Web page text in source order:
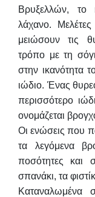
Βρυξελλών, το
λάχανο.
μειώσουν τις
τρόπο με τη
στην ικανότητα
ιώδιο. Ένας
περισσότερο
ονομάζεται
Οι ενώσεις που
τα λεγόμενα
ποσότητες και
σπανάκι, τα
Καταναλωμένα